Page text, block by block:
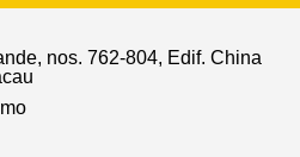
nos. 762-804, Edif. China